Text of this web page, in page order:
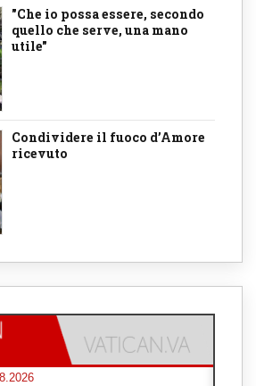
"Che io possa essere, secondo
quello che serve, una mano
utile"
Condividere il fuoco d’Amore
ricevuto